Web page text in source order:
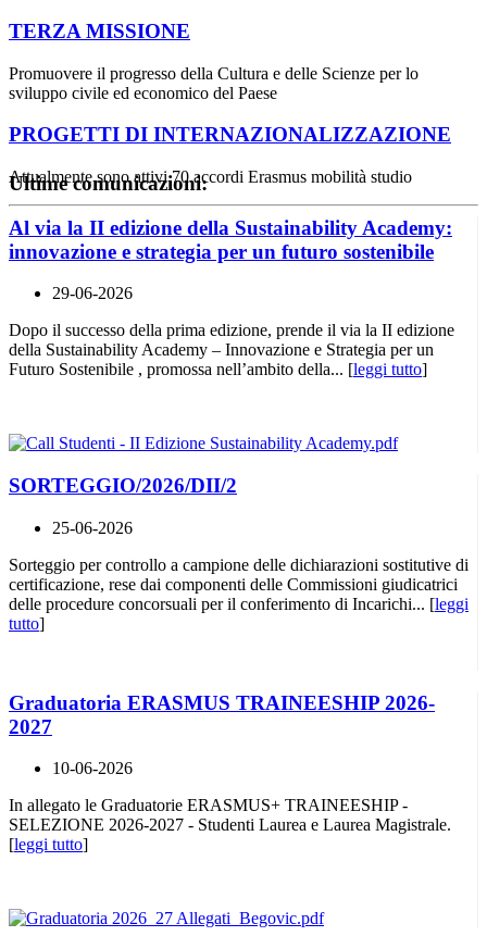
TERZA MISSIONE
Promuovere il progresso della Cultura e delle Scienze per lo
sviluppo civile ed economico del Paese
PROGETTI DI INTERNAZIONALIZZAZIONE
Attualmente sono attivi 70 accordi Erasmus mobilità studio
Ultime comunicazioni:
Al via la II edizione della Sustainability Academy:
innovazione e strategia per un futuro sostenibile
29-06-2026
Dopo il successo della prima edizione, prende il via la II edizione
della Sustainability Academy – Innovazione e Strategia per un
Futuro Sostenibile , promossa nell’ambito della... [leggi tutto]
SORTEGGIO/2026/DII/2
25-06-2026
Sorteggio per controllo a campione delle dichiarazioni sostitutive di
certificazione, rese dai componenti delle Commissioni giudicatrici
delle procedure concorsuali per il conferimento di Incarichi... [leggi
tutto]
Graduatoria ERASMUS TRAINEESHIP 2026-
2027
10-06-2026
In allegato le Graduatorie ERASMUS+ TRAINEESHIP -
SELEZIONE 2026-2027 - Studenti Laurea e Laurea Magistrale.
[leggi tutto]